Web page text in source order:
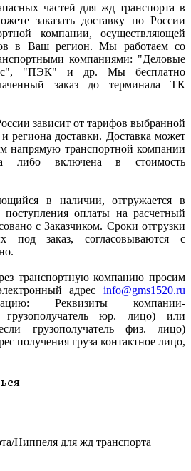
частей для жд транспорта в
заказать доставку по России
компании, осуществляющей
в Ваш регион. Мы работаем со
компаниями: "Деловые
"ПЭК" и др. Мы бесплатно
заказ до терминала ТК
зависит от тарифов выбранной
региона доставки. Доставка может
напрямую транспортной компании
либо включена в стоимость
в наличии, отгружается в
оплаты на расчетный
с Заказчиком. Сроки отгрузки
под заказ, согласовываются с
транспортную компанию просим
адрес info@gms1520.ru
Реквизиты компании-
грузополучатель юр. лицо) или
грузополучатель физ. лицо)
получения груза контактное лицо,
Ниппеля для жд транспорта